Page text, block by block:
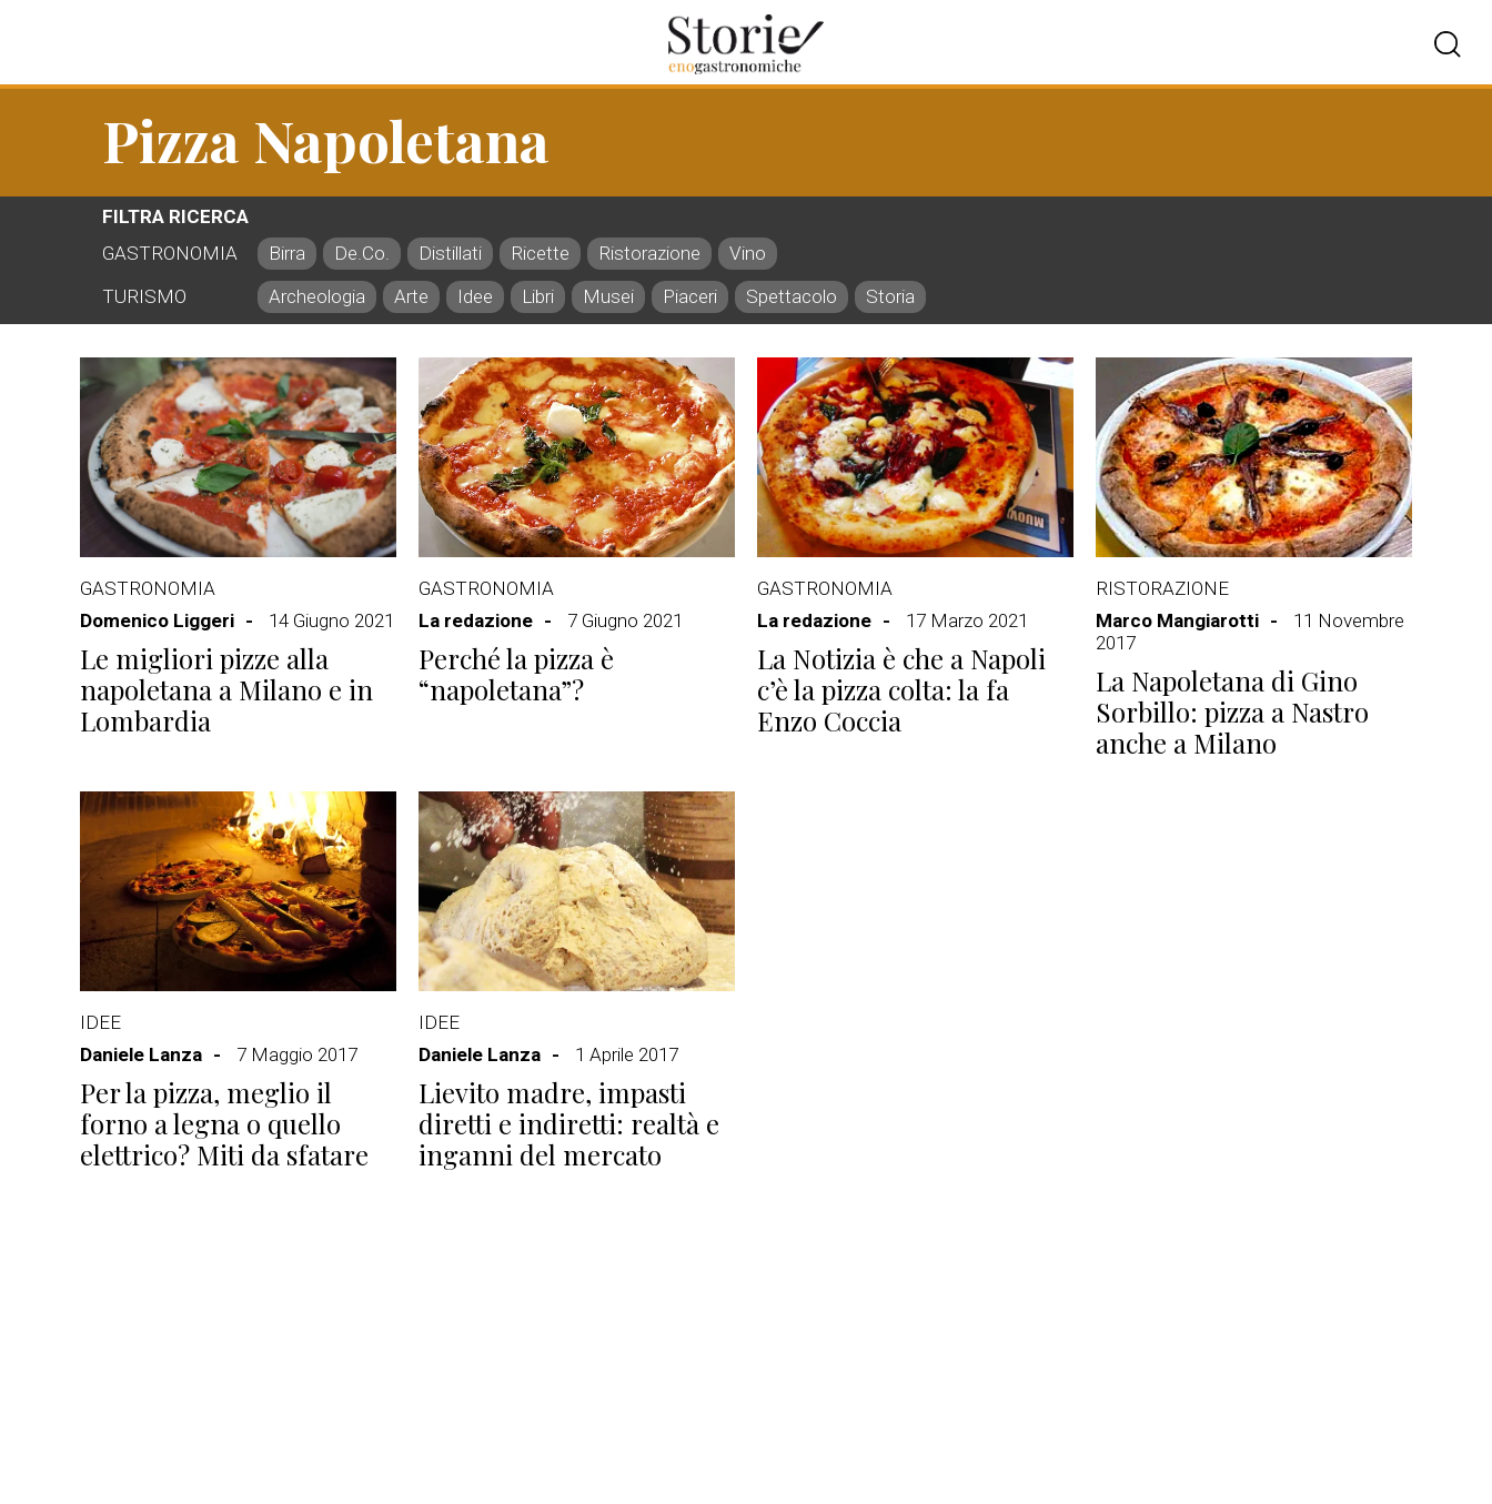
Pizza Napoletana
FILTRA RICERCA
GASTRONOMIA
Birra De.Co. Distillati Ricette Ristorazione
Vino
TURISMO
Archeologia Arte Idee Libri Musei Piaceri Spettacolo Storia
GASTRONOMIA
Domenico Liggeri
14 Giugno 2021
Le migliori pizze alla
napoletana a Milano e in
Lombardia
GASTRONOMIA
La redazione
7 Giugno 2021
Perché la pizza è
“napoletana”?
GASTRONOMIA
La redazione
17 Marzo 2021
La Notizia è che a Napoli
c’è la pizza colta: la fa
Enzo Coccia
RISTORAZIONE
Marco Mangiarotti
11 Novembre
2017
La Napoletana di Gino
Sorbillo: pizza a Nastro
anche a Milano
IDEE
Daniele Lanza
7 Maggio 2017
Per la pizza, meglio il
forno a legna o quello
elettrico? Miti da sfatare
IDEE
Daniele Lanza
1 Aprile 2017
Lievito madre, impasti
diretti e indiretti: realtà e
inganni del mercato